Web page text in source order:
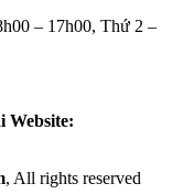
– 17h00, Thứ 2 –
Website:
, All rights reserved